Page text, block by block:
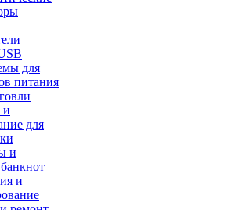
для
питания
и
для
и
и